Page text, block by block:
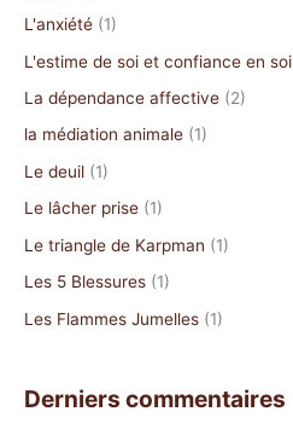
e
r
:
L'anxiété (1)
L'estime de soi et confiance en soi
La dépendance affective (2)
la médiation animale (1)
Le deuil (1)
Le lâcher prise (1)
Le triangle de Karpman (1)
Les 5 Blessures (1)
Les Flammes Jumelles (1)
Derniers commentaires